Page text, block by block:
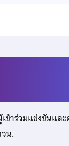
ข้าร่วมแข่งขันแล
น.